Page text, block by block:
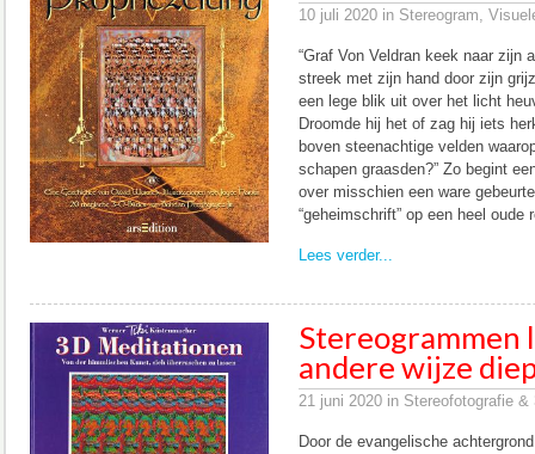
10 juli 2020 in Stereogram,
“Graf Von Veldran keek naar zijn
streek met zijn hand door zijn
een lege blik uit over het licht
Droomde hij het of zag hij iets
boven steenachtige velden
schapen graasden?” Zo begint
over misschien een ware
“geheimschrift” op een heel oude
Lees verder...
Stereogrammen
andere wijze
21 juni 2020 in Stereofotografie
Door de evangelische